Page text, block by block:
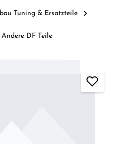
Tuning & Ersatzteile
Andere DF Teile